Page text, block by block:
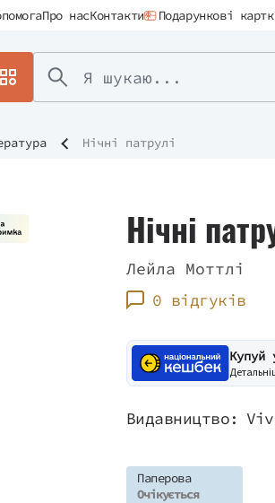
Про насКонтакти Подарункові
Нічні патрулі
Нічні
Лейла Моттлі
0 відгуків
Купуй
Видавництво:
Паперова
Очікується